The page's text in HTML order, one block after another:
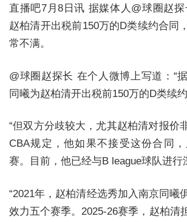
直播吧7月8日讯 据媒体人@球圈赵
赵柏清开出税前150万的D类续约合同
常不满。
@球圈赵探长 在个人微博上写道：“
同曦为赵柏清开出税前150万的D类续约
“但双方分歧较大，尤其赵柏清对报价
CBA规定，他如果不接受这份合同
赛。目前，他已经与B league球队进行
“2021年，赵柏清经选秀加入南京同曦
效力五个赛季。2025-26赛季，赵柏清